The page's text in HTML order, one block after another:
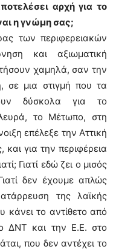
αρχή για το
η γνώμη σας;
των περιφερειακών
και αξιωματική
χαμηλά, σαν την
σε μια στιγμή που τα
δύσκολα για το
το Μέτωπο, στη
επέλεξε την Αττική
για την περιφέρεια
Γιατί εδώ ζει ο μισός
δεν έχουμε απλώς
της λαϊκής
κάνει το αντίθετο από
ΔΝΤ και την Ε.Ε. στο
που δεν αντέχει το